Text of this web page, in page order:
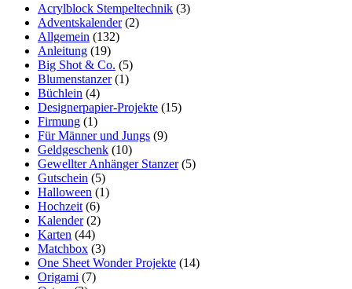
Acrylblock Stempeltechnik (3)
Adventskalender(2)
Allgemein (132)
Anleitung (19)
Big Shot & Co. (5)
Blumenstanzer(1)
Büchlein (4)
Designerpapier-Projekte (15)
Firmung (1)
Für Männer und Jungs (9)
Geldgeschenk (10)
Gewellter Anhänger Stanzer(5)
Gutschein (5)
Halloween (1)
Hochzeit (6)
Kalender(2)
Karten (44)
Matchbox (3)
One Sheet Wonder Projekte (14)
Origami (7)